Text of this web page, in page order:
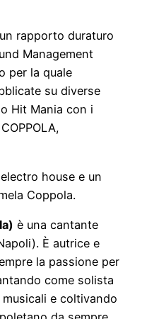
rapporto duraturo
Management
per la quale
su diverse
Hit Mania con i
house e un
Coppola.
è una cantante
È autrice e
la passione per
come solista
e coltivando